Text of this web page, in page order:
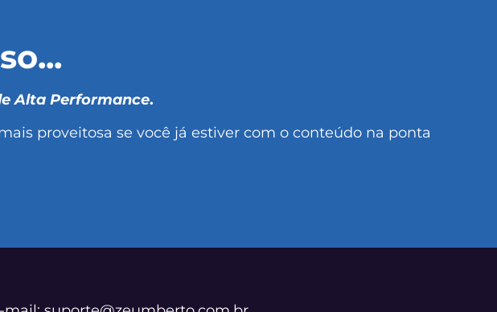
Alta Performance.
proveitosa se você já estiver com o conteúdo na ponta